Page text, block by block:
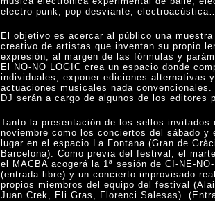
electro-punk, pop desviante,
El objetivo es acercar al público una
creativo de artistas que inventan su propio
expresión, al margen de las fórmulas y
El NO-NO LOGIC crea un espacio donde
individuales, exponer ediciones alternativas
actuaciones musicales nada
DJ serán a cargo de algunos de los editores
Tanto la presentación de los sellos invitados
noviembre como los conciertos del sábado y
lugar en el espacio La Fontana (Gran de
Barcelona). Como previa del festival, el
el MACBA acogerá la 1ª sesión de CI-NE-
(entrada libre) y un concierto improvisado
propios miembros del equipo del festival
Juan Crek, Eli Gras, Florenci Salesas).